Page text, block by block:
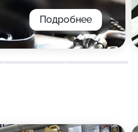
Подробнее